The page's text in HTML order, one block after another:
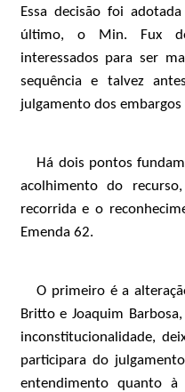
Essa decisão foi
último, o Min. Fux
interessados para ser
sequência e talvez
julgamento dos embargos
Há dois pontos
acolhimento do
recorrida e o
Emenda 62.
O primeiro é a
Britto e Joaquim
inconstitucionalidade,
participara do
entendimento quanto à